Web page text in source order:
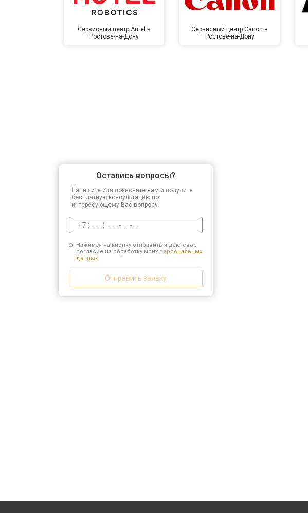
Сервисный центр Autel в
Ростове-на-Дону
Сервисный центр Canon в
Ростове-на-Дону
Остались вопросы?
Напишите или позвоните нам и получите
бесплатную консультацию по
интересующему Вас вопросу.
Нажимая на кнопку отправить я даю свое
согласие на обработку моих персональных
данных.
Отправить заявку